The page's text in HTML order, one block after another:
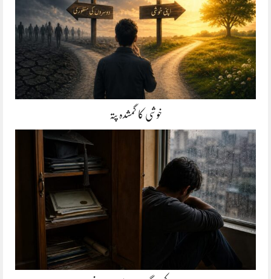
خوشی کا گمشدہ پتہ